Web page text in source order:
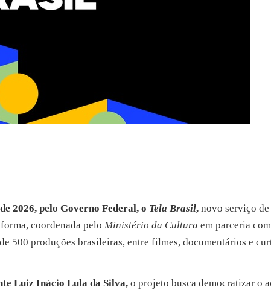
2026, pelo Governo Federal, o Tela Brasil, novo serviço
coordenada pelo Ministério da Cultura em parceria
500 produções brasileiras, entre filmes, documentários e
Luiz Inácio Lula da Silva, o projeto busca democratizar o